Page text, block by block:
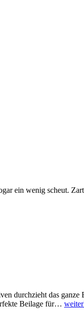
ein wenig scheut.
durchzieht das ganze
Beilage für…